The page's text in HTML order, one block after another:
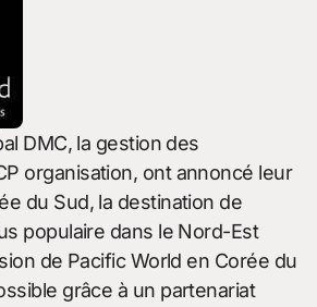
DMC, la gestion des
organisation, ont annoncé leur
du Sud, la destination de
populaire dans le Nord-Est
de Pacific World en Corée du
grâce à un partenariat